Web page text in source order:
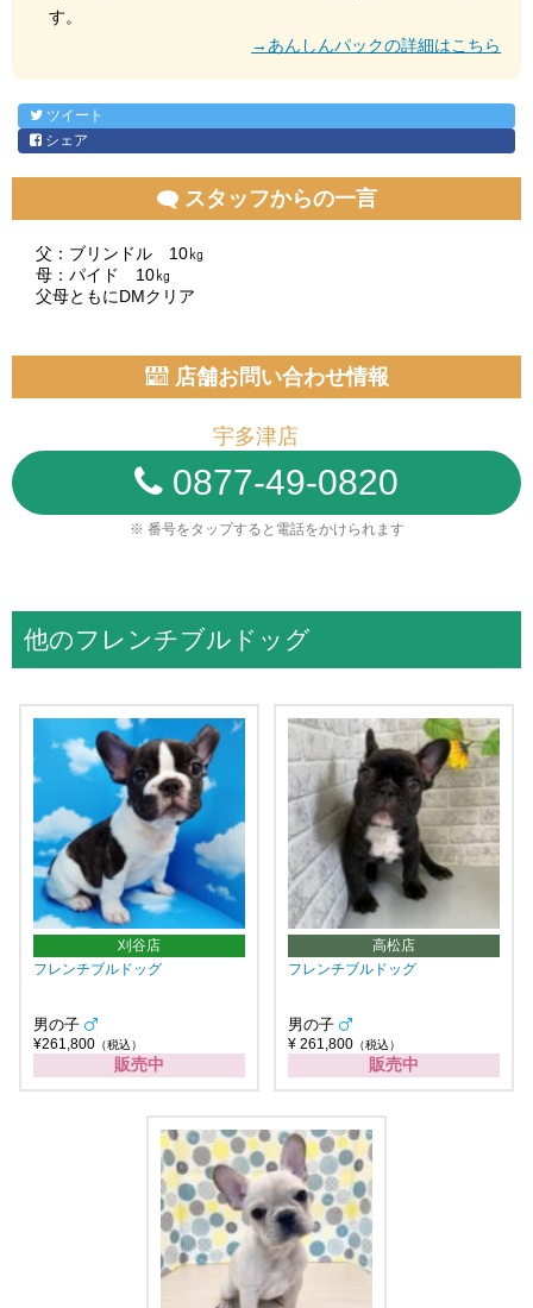
す。
→あんしんパックの詳細はこちら
ツイート
シェア
スタッフからの一言
父：ブリンドル 10㎏
母：パイド 10㎏
父母ともにDMクリア
店舗お問い合わせ情報
宇多津店
0877-49-0820
※ 番号をタップすると電話をかけられます
他のフレンチブルドッグ
刈谷店
フレンチブルドッグ
男の子
¥261,800 （税込）
販売中
高松店
フレンチブルドッグ
男の子
¥ 261,800 （税込）
販売中